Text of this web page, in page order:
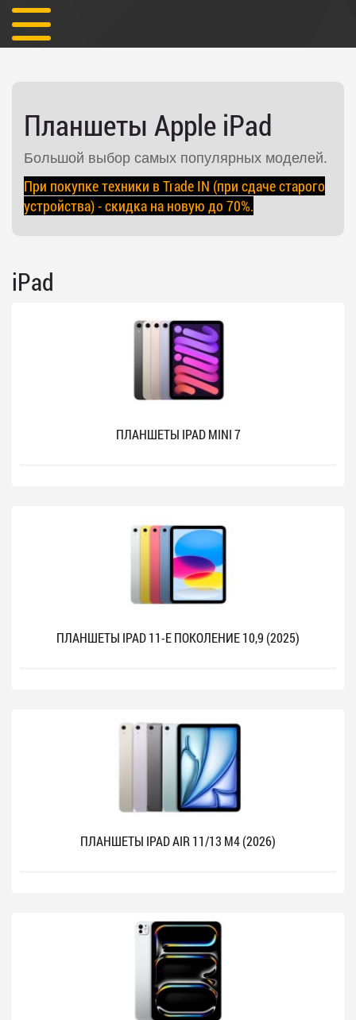
Планшеты Apple iPad
Большой выбор самых популярных моделей.
При покупке техники в Trade IN (при сдаче старого
устройства) - скидка на новую до 70%.
iPad
ПЛАНШЕТЫ IPAD MINI 7
ПЛАНШЕТЫ IPAD 11-Е ПОКОЛЕНИЕ 10,9 (2025)
ПЛАНШЕТЫ IPAD AIR 11/13 M4 (2026)